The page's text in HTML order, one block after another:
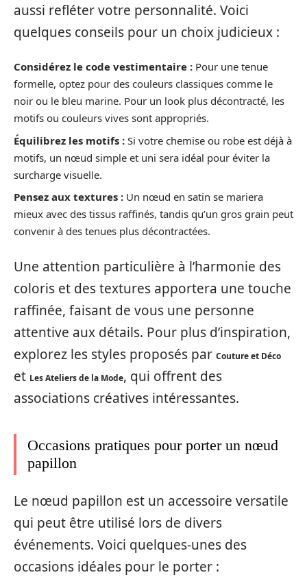
aussi refléter votre personnalité. Voici
quelques conseils pour un choix judicieux :
Considérez le code vestimentaire : Pour une tenue
formelle, optez pour des couleurs classiques comme le
noir ou le bleu marine. Pour un look plus décontracté, les
motifs ou couleurs vives sont appropriés.
Équilibrez les motifs : Si votre chemise ou robe est déjà à
motifs, un nœud simple et uni sera idéal pour éviter la
surcharge visuelle.
Pensez aux textures : Un nœud en satin se mariera
mieux avec des tissus raffinés, tandis qu’un gros grain peut
convenir à des tenues plus décontractées.
Une attention particulière à l’harmonie des
coloris et des textures apportera une touche
raffinée, faisant de vous une personne
attentive aux détails. Pour plus d’inspiration,
explorez les styles proposés par Couture et Déco
et Les Ateliers de la Mode, qui offrent des
associations créatives intéressantes.
Occasions pratiques pour porter un nœud
papillon
Le nœud papillon est un accessoire versatile
qui peut être utilisé lors de divers
événements. Voici quelques-unes des
occasions idéales pour le porter :